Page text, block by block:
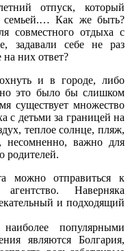
отпуск, который
семьей.… Как же быть?
совместного отдыха с
задавали себе не раз
них ответ?
и в городе, либо
это было бы слишком
существует множество
с детьми за границей на
теплое солнце, пляж,
несомненно, важно для
родителей.
можно отправиться к
Наверняка
и подходящий
популярными
являются Болгария,